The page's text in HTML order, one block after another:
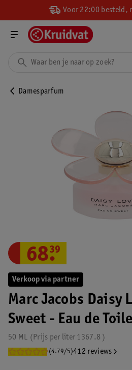
Voor 22:00 besteld,
Damesparfum
Verkoop via partner
Marc Jacobs Daisy
Sweet - Eau de
50 ML 1367.8
Prijs per liter
(4.79/5)412 reviews
68.
39